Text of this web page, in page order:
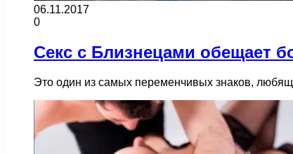
06.11.2017
0
Секс с Близнецами обещает
Это один из самых переменчивых знаков,